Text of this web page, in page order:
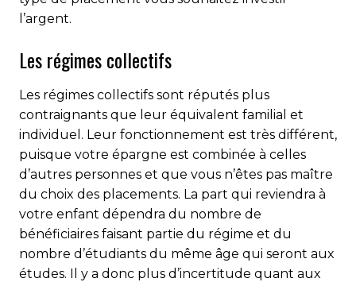
l’argent.
Les régimes collectifs
Les régimes collectifs sont réputés plus
contraignants que leur équivalent familial et
individuel. Leur fonctionnement est très différent,
puisque votre épargne est combinée à celles
d’autres personnes et que vous n’êtes pas maître
du choix des placements. La part qui reviendra à
votre enfant dépendra du nombre de
bénéficiaires faisant partie du régime et du
nombre d’étudiants du même âge qui seront aux
études. Il y a donc plus d’incertitude quant aux